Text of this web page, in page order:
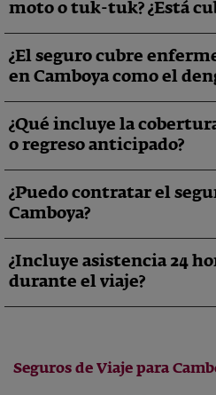
moto o tuk-tuk? ¿Está
¿El seguro cubre
en Camboya como el
¿Qué incluye la
o regreso anticipado?
¿Puedo contratar el
Camboya?
¿Incluye asistencia 24
durante el viaje?
Seguros de Viaje para